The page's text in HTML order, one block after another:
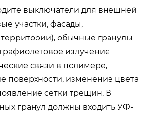
выключатели для внешней
участки, фасады,
обычные гранулы
излучение
связи в полимере,
поверхности, изменение цвета
сетки трещин. В
гранул должны входить УФ-